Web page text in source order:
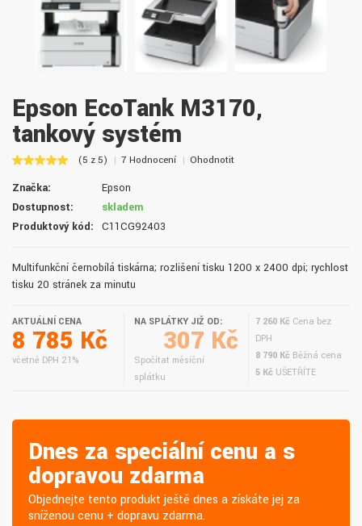
Epson EcoTank M3170,
tankový systém
(5 z 5) 7 Hodnocení Ohodnotit
Značka:
Epson
Dostupnost:
skladem
Produktový kód:
C11CG92403
Multifunkční černobílá tiskárna; rozlišení tisku 1200 x 2400 dpi; rychlost
tisku 20 stránek za minutu
AKTUÁLNÍ CENA
8 785 Kč
včetně DPH 21%
NA SPLÁTKY JIŽ OD:
307 Kč
Spočítat měsíční
splátku
7 260 Kč Cena bez
DPH
8 790 Kč Běžná cena
5 Kč UŠETŘÍTE
Dnes za speciální cenu a s
dopravou zdarma
Objednejte tento produkt ještě dnes a získáte jej za
sníženou cenu + dopravu zdarma.